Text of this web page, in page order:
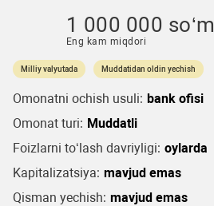
1 000 000 so‘m
Eng kam miqdori
Milliy valyutada Muddatidan oldin yechish
Omonatni ochish usuli: bank ofisi
Omonat turi: Muddatli
Foizlarni to‘lash davriyligi: oylarda
Kapitalizatsiya: mavjud emas
Qisman yechish: mavjud emas